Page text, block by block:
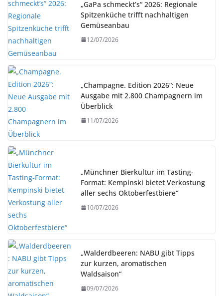
„GaPa schmeckt’s“ 2026: Regionale
Spitzenküche trifft nachhaltigen
Gemüseanbau
12/07/2026
„Champagne. Edition 2026“: Neue
Ausgabe mit 2.800 Champagnern im
Überblick
11/07/2026
„Münchner Bierkultur im Tasting-
Format: Kempinski bietet Verkostung
aller sechs Oktoberfestbiere“
10/07/2026
„Walderdbeeren: NABU gibt Tipps
zur kurzen, aromatischen
Waldsaison“
09/07/2026